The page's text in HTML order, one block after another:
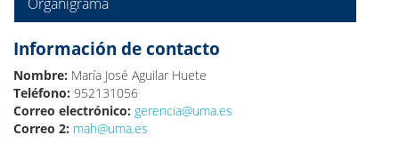
Información de contacto
Nombre: María José Aguilar Huete
Teléfono: 952131056
Correo electrónico: gerencia@uma.es
Correo 2: mah@uma.es